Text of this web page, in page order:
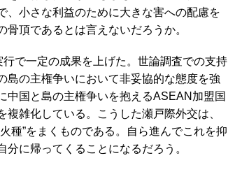
、小さな利益のために大きな害への配慮を
頂であるとは言えないだろうか。
で一定の成果を上げた。世論調査での支持
島の主権争いにおいて非妥協的な態度を強
中国と島の主権争いを抱えるASEAN加盟国
雑化している。こうした瀬戸際外交は、
種”をまくものである。自ら進んでこれを抑
に帰ってくることになるだろう。